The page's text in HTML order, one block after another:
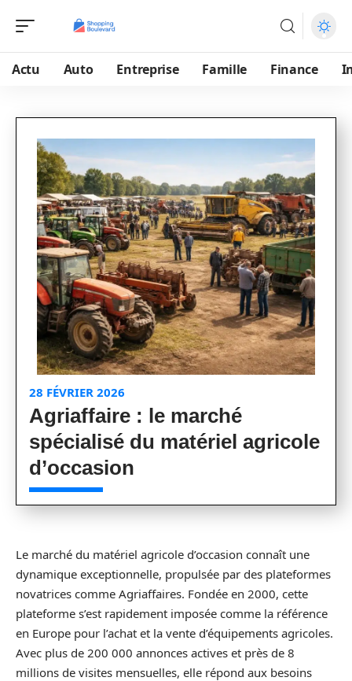
Actu Auto Entreprise Famille Finance
28 FÉVRIER 2026
Agriaffaire : le marché
spécialisé du matériel agricole
d’occasion
Le marché du matériel agricole d’occasion connaît une
dynamique exceptionnelle, propulsée par des plateformes
novatrices comme Agriaffaires. Fondée en 2000, cette
plateforme s’est rapidement imposée comme la référence
en Europe pour l’achat et la vente d’équipements agricoles.
Avec plus de 200 000 annonces actives et près de 8
millions de visites mensuelles, elle répond aux besoins